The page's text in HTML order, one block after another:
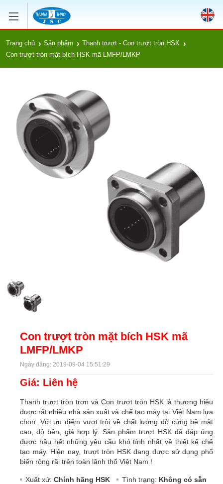
Trang chủ Sản phẩm
Thanh trượt - Con trượt tròn HSK
Con trượt tròn mặt bích HSK mã LMFP/LMKP
Con trượt tròn mặt bích HSK mã
LMFP/LMKP
Ngày đăng: 2019-09-04 15:51:29
Giá: Liên hệ
Thanh trượt tròn trơn và Con trượt tròn HSK là thương hiệu
được rất nhiều nhà sản xuất và chế tạo máy tại Việt Nam lựa
chọn. Với ưu điểm vượt trội về chất lượng độ cứng bề mặt
cao, độ bền, giá hợp lý. Sản phẩm trượt HSK đã đáp ứng
được hầu hết những yêu cầu khó tính nhất về thiết kế chế
tạo máy. Hiện nay, trượt tròn HSK đang được sử dụng phổ
biến rộng rãi trên toàn lãnh thổ Việt Nam !
Xuất xứ: Chính hãng HSK
Tình trạng: Không có sẵn